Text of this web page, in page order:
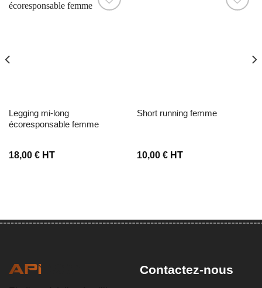
legging mi-long
écoresponsable femme
18,00 €HT
short running femme
10,00 €HT
Contactez-nous